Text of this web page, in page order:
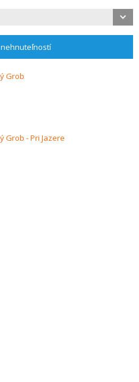
nehnuteľností